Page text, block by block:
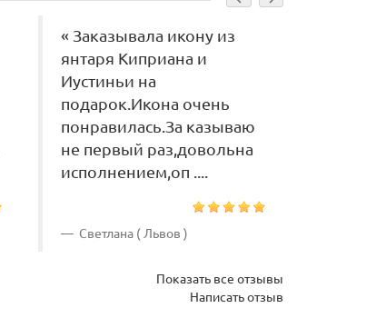
« Заказывала икону из
янтаря Киприана и
Иустиньи на
подарок.Икона очень
понравилась.За казываю
не первый раз,довольна
исполнением,оп ....
Светлана ( Львов )
Показать все отзывы
Написать отзыв